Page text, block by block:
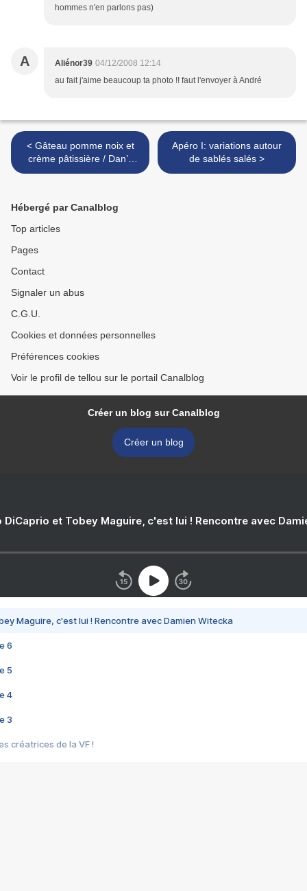
hommes n'en parlons pas)
A Aliénor39 04/12/2008 12:14
au fait j'aime beaucoup ta photo !! faut l'envoyer à André
< Gâteau pomme noix et
crème pâtissière / Dan’s
apple, walnut and custard
Apéro I: variations autour
de sablés salés >
Hébergé par Canalblog
Top articles
Pages
Contact
Signaler un abus
C.G.U.
Cookies et données personnelles
Préférences cookies
Voir le profil de tellou sur le portail Canalblog
Créer un blog sur Canalblog
Créer un blog
DiCaprio et Tobey Maguire, c'est lui ! Rencontre avec
Maguire, c'est lui ! Rencontre avec Damien Witecka
6
5
4
3
créatrices de la VF !